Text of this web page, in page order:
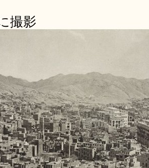
撮影